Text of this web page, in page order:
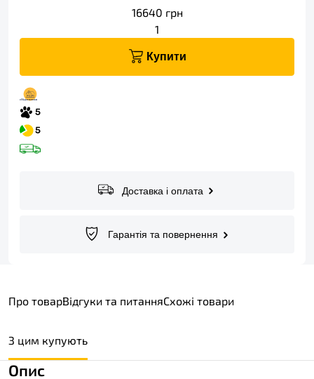
16640 грн
1
Купити
Доставка і оплата
Гарантія та повернення
Про товарВідгуки та питанняСхожі товари
З цим купують
Опис